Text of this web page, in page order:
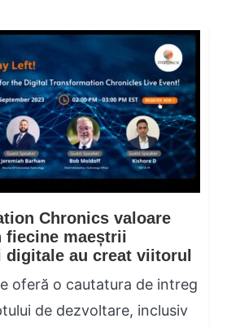
Chronics valoare
fiecine maeștrii
digitale au creat viitorul
oferă o cautatura de intreg
de dezvoltare, inclusiv